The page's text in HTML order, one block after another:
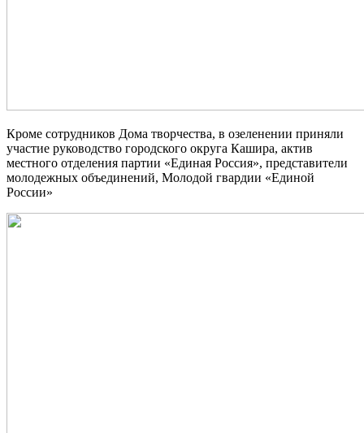
Кроме сотрудников Дома творчества, в озеленении приняли
участие руководство городского округа Кашира, актив
местного отделения партии «Единая Россия», представители
молодежных объединений, Молодой гвардии «Единой
России»